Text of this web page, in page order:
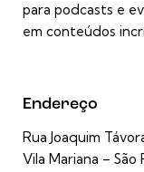
para podcasts e
em conteúdos
Endereço
Rua Joaquim
Vila Mariana – São